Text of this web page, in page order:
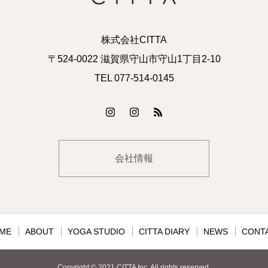
株式会社CITTA
〒524-0022 滋賀県守山市守山1丁目2-10
TEL 077-514-0145
会社情報
ABOUT YOGA STUDIO CITTA DIARY NEWS